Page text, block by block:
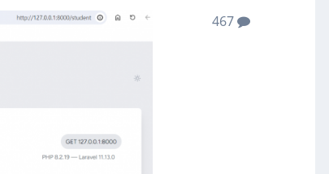
467